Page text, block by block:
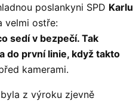
poslankyni SPD Karlu
velmi ostře:
sedí v bezpečí. Tak
do první linie, když takto
kamerami.
byla z výroku zjevně